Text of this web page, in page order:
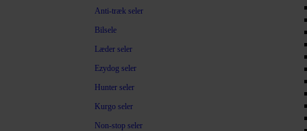
Anti-træk seler
Bilsele
Læder seler
Ezydog seler
Hunter seler
Kurgo seler
Non-stop seler